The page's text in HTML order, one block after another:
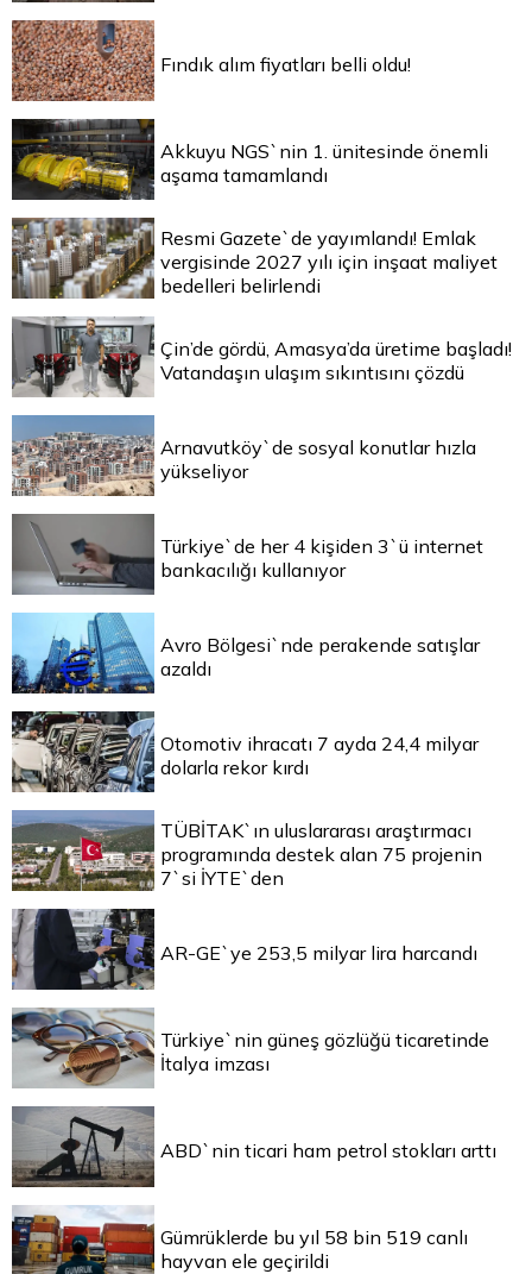
Fındık alım fiyatları belli oldu!
Akkuyu NGS`nin 1. ünitesinde önemli
aşama tamamlandı
Resmi Gazete`de yayımlandı! Emlak
vergisinde 2027 yılı için inşaat maliyet
bedelleri belirlendi
Çin’de gördü, Amasya’da üretime başladı!
Vatandaşın ulaşım sıkıntısını çözdü
Arnavutköy`de sosyal konutlar hızla
yükseliyor
Türkiye`de her 4 kişiden 3`ü internet
bankacılığı kullanıyor
Avro Bölgesi`nde perakende satışlar
azaldı
Otomotiv ihracatı 7 ayda 24,4 milyar
dolarla rekor kırdı
TÜBİTAK`ın uluslararası araştırmacı
programında destek alan 75 projenin
7`si İYTE`den
AR-GE`ye 253,5 milyar lira harcandı
Türkiye`nin güneş gözlüğü ticaretinde
İtalya imzası
ABD`nin ticari ham petrol stokları arttı
Gümrüklerde bu yıl 58 bin 519 canlı
hayvan ele geçirildi